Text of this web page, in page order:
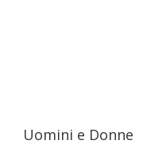
Uomini e Donne